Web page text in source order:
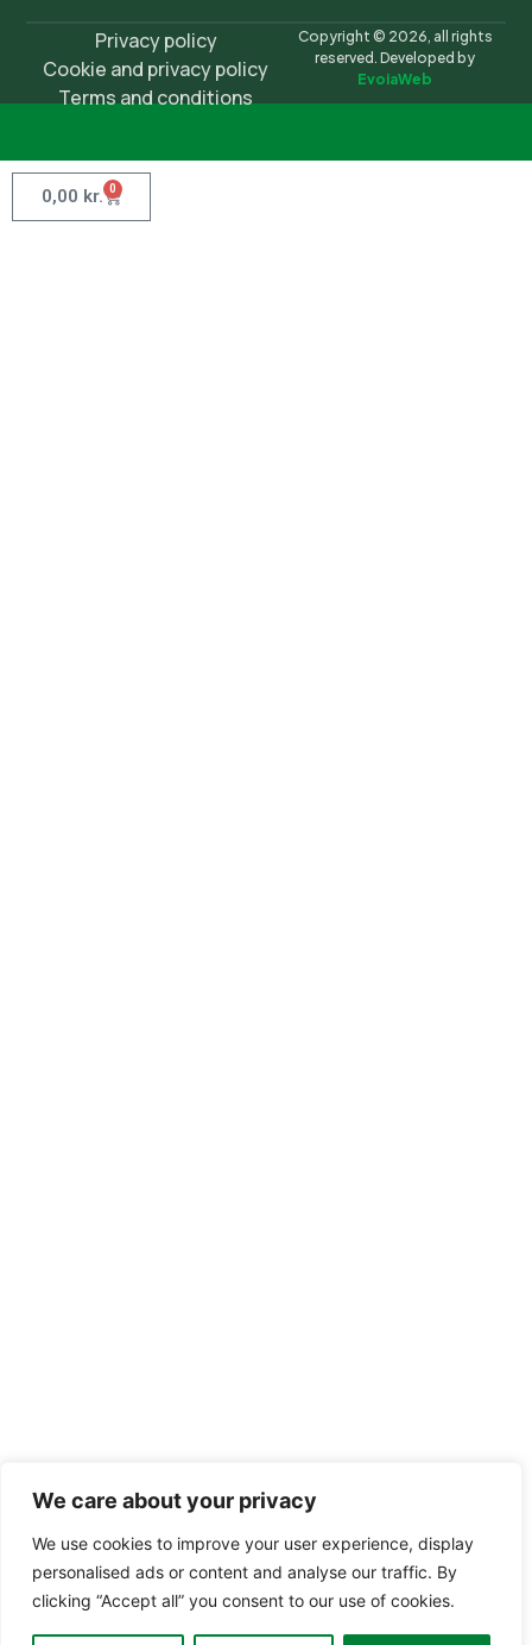
We care about your privacy
We use cookies to improve your user experience, display
personalised ads or content and analyse our traffic. By
clicking “Accept all” you consent to our use of cookies.
Privacy policy
Cookie and privacy policy
Terms and conditions
Copyright © 2026, all rights
reserved. Developed by
EvoiaWeb
0,00 kr. 0